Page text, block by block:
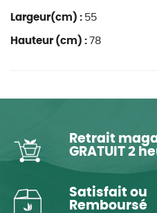
Largeur(cm) : 55
Hauteur (cm) : 78
Retrait
GRATUIT 2
Satisfait ou
Remboursé